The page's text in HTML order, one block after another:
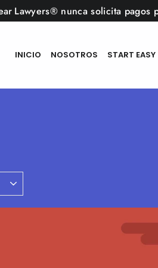
Lawyers® nunca solicita
INICIO NOSOTROS START EASY